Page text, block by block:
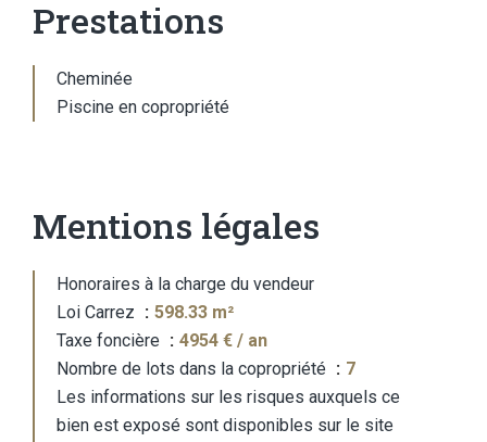
Prestations
Cheminée
Piscine en copropriété
Mentions légales
Honoraires à la charge du vendeur
Loi Carrez
598.33 m²
Taxe foncière
4954 € / an
Nombre de lots dans la copropriété
7
Les informations sur les risques auxquels ce
bien est exposé sont disponibles sur le site